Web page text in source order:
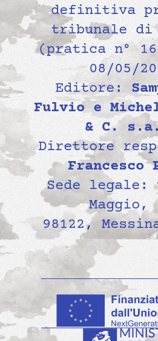
definitiva
tribunale di
(pratica n°
08/05/
Editore:
Fulvio e
& C.
Direttore
Francesco
Sede legale:
Maggio,
98122,